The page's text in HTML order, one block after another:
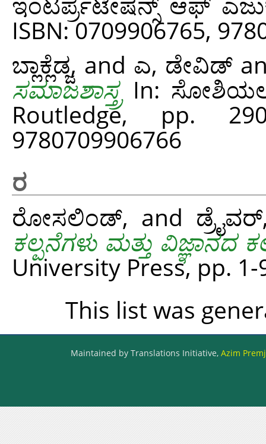
ISBN: 0709906765,
ಬ್ಲಾಕ್ಲೆಡ್ಜ, and ಎ, ಡೇವಿಡ್
ಸಮಾಜಶಾಸ್ತ್ರ In:
Routledge, pp.
9780709906766
ರ
ರೋಸಲಿಂಡ್, and
ಕಲ್ಪನೆಗಳು ಮತ್ತು ವಿಜ್ಞಾನದ
University Press, pp. 1-
This list was
Maintained by Translations Initiative, Azim